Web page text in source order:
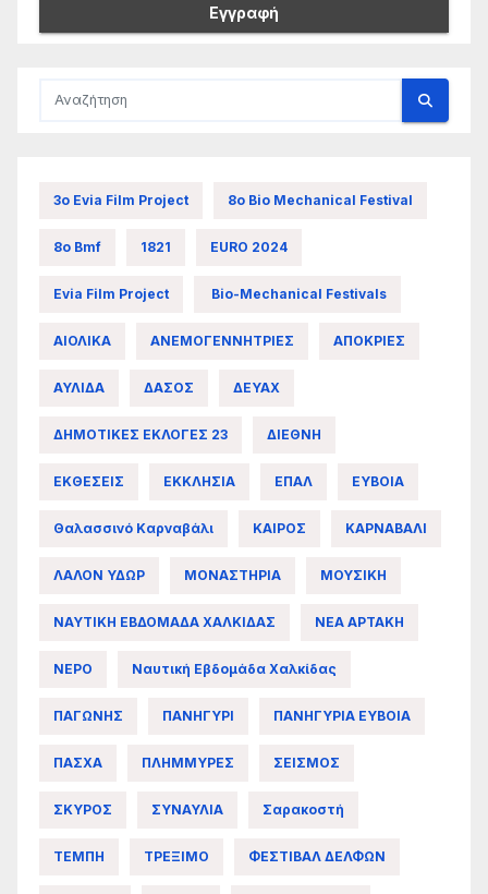
3ο Evia Film Project 8ο Bio Mechanical Festival
8ο Bmf 1821 EURO 2024
Evia Film Project Bio-Mechanical Festivals
ΑΙΟΛΙΚΑ ΑΝΕΜΟΓΕΝΝΗΤΡΙΕΣ ΑΠΟΚΡΙΕΣ
ΑΥΛΙΔΑ ΔΑΣΟΣ ΔΕΥΑΧ
ΔΗΜΟΤΙΚΕΣ ΕΚΛΟΓΕΣ 23 ΔΙΕΘΝΗ
ΕΚΘΕΣΕΙΣ ΕΚΚΛΗΣΙΑ ΕΠΑΛ ΕΥΒΟΙΑ
Θαλασσινό Καρναβάλι ΚΑΙΡΟΣ ΚΑΡΝΑΒΑΛΙ
ΛΑΛΟΝ ΥΔΩΡ ΜΟΝΑΣΤΗΡΙΑ ΜΟΥΣΙΚΗ
ΝΑΥΤΙΚΗ ΕΒΔΟΜΑΔΑ ΧΑΛΚΙΔΑΣ ΝΕΑ ΑΡΤΑΚΗ
ΝΕΡΟ Ναυτική Εβδομάδα Χαλκίδας
ΠΑΓΩΝΗΣ ΠΑΝΗΓΥΡΙ ΠΑΝΗΓΥΡΙΑ ΕΥΒΟΙΑ
ΠΑΣΧΑ ΠΛΗΜΜΥΡΕΣ ΣΕΙΣΜΟΣ
ΣΚΥΡΟΣ ΣΥΝΑΥΛΙΑ Σαρακοστή
ΤΕΜΠΗ ΤΡΕΞΙΜΟ ΦΕΣΤΙΒΑΛ ΔΕΛΦΩΝ